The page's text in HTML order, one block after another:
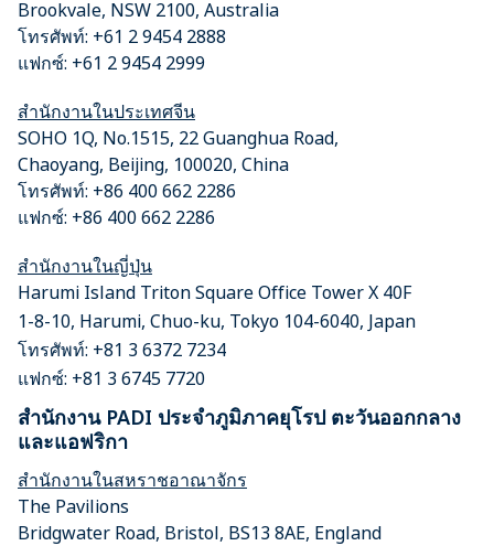
Brookvale, NSW 2100, Australia
โทรศัพท์: +61 2 9454 2888
แฟกซ์: +61 2 9454 2999
สำนักงานในประเทศจีน
SOHO 1Q, No.1515, 22 Guanghua Road,
Chaoyang, Beijing, 100020, China
โทรศัพท์: +86 400 662 2286
แฟกซ์: +86 400 662 2286
สำนักงานในญี่ปุ่น
Harumi Island Triton Square Office Tower X 40F
1-8-10, Harumi, Chuo-ku, Tokyo 104-6040, Japan
โทรศัพท์: +81 3 6372 7234
แฟกซ์: +81 3 6745 7720
สำนักงาน PADI ประจำภูมิภาคยุโรป ตะวันออกกลาง
และแอฟริกา
สำนักงานในสหราชอาณาจักร
The Pavilions
Bridgwater Road, Bristol, BS13 8AE, England